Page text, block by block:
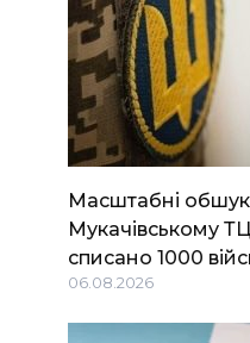
Масштабні
Мукачівському
списано 1000
06.08.2026